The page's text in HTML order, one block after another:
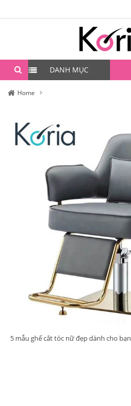
DANH MỤC
Home
5 mẫu ghế cắt tóc nữ đẹp dành cho bạn